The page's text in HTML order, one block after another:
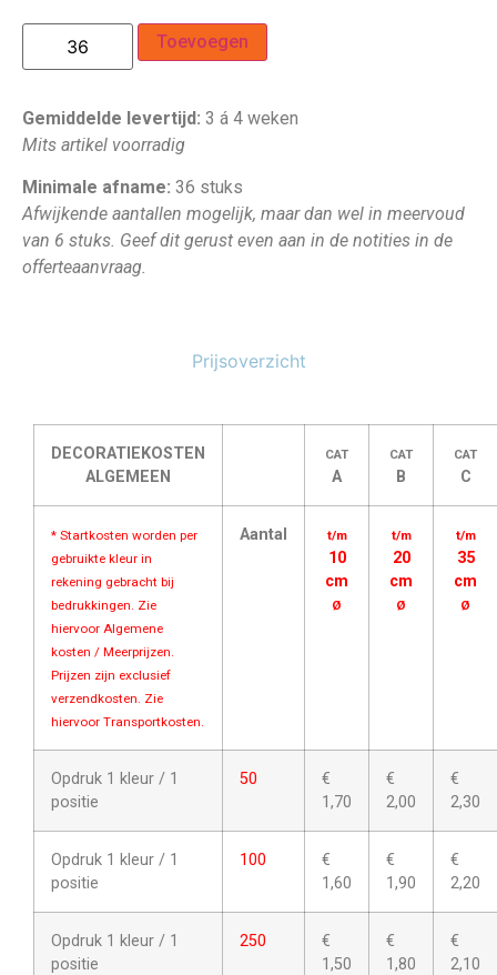
Toevoegen
Gemiddelde levertijd: 3 á 4 weken
Mits artikel voorradig
Minimale afname: 36 stuks
Afwijkende aantallen mogelijk, maar dan wel in meervoud
van 6 stuks. Geef dit gerust even aan in de notities in de
offerteaanvraag.
Prijsoverzicht
DECORATIEKOSTEN
ALGEMEEN
CAT
A
CAT
B
CAT
C
* Startkosten worden per
gebruikte kleur in
rekening gebracht bij
bedrukkingen. Zie
hiervoor Algemene
kosten / Meerprijzen.
Prijzen zijn exclusief
verzendkosten. Zie
hiervoor Transportkosten.
Aantal t/m
10
cm
Ø
t/m
20
cm
Ø
t/m
35
cm
Ø
Opdruk 1 kleur / 1
positie
50
€
1,70
€
2,00
€
2,30
Opdruk 1 kleur / 1
positie
100
€
1,60
€
1,90
€
2,20
Opdruk 1 kleur / 1
positie
250
€
1,50
€
1,80
€
2,10